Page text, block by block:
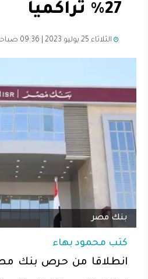
27% تراكميا
الثلاثاء 25 يوليو 2023 | 09:36 صباحاً
بنك مصر
كتب محمود بهاء
انطلاقا من حرص بنك